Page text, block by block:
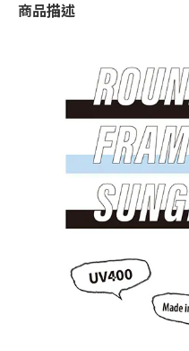
商品描述